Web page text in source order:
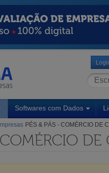
Softwares com Dados
PÉS & PÁS - COMÉRCIO DE
DE